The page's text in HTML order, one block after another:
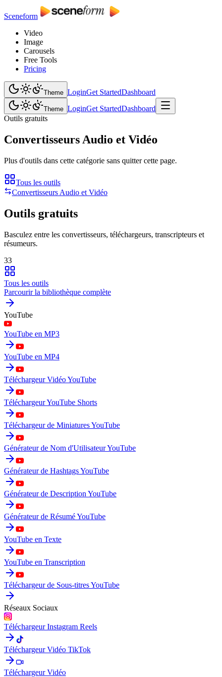
Sceneform
Video
Image
Carousels
Free Tools
Pricing
Theme LoginGet StartedDashboard
Theme LoginGet StartedDashboard
Outils gratuits
Convertisseurs Audio et Vidéo
Plus d'outils dans cette catégorie sans quitter cette page.
Tous les outils
Convertisseurs Audio et Vidéo
Outils gratuits
Basculez entre les convertisseurs, téléchargeurs, transcripteurs et
résumeurs.
33
Tous les outils
Parcourir la bibliothèque complète
YouTube
YouTube en MP3
YouTube en MP4
Téléchargeur Vidéo YouTube
Téléchargeur YouTube Shorts
Téléchargeur de Miniatures YouTube
Générateur de Nom d'Utilisateur YouTube
Générateur de Hashtags YouTube
Générateur de Description YouTube
Générateur de Résumé YouTube
YouTube en Texte
YouTube en Transcription
Téléchargeur de Sous-titres YouTube
Réseaux Sociaux
Téléchargeur Instagram Reels
Téléchargeur Vidéo TikTok
Téléchargeur Vidéo